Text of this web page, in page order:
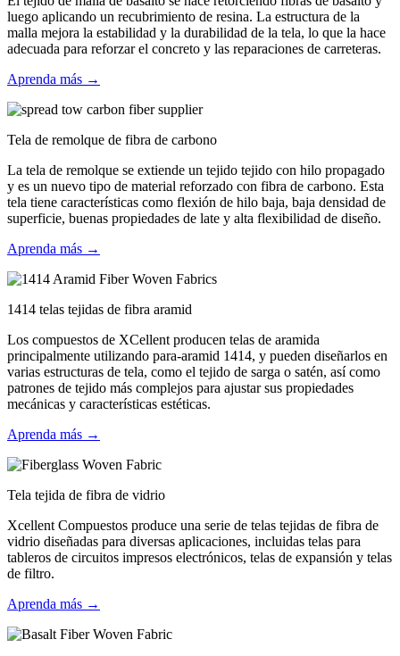
luego aplicando un recubrimiento de resina. La estructura de la
malla mejora la estabilidad y la durabilidad de la tela, lo que la hace
adecuada para reforzar el concreto y las reparaciones de carreteras.
Aprenda más →
Tela de remolque de fibra de carbono
La tela de remolque se extiende un tejido tejido con hilo propagado
y es un nuevo tipo de material reforzado con fibra de carbono. Esta
tela tiene características como flexión de hilo baja, baja densidad de
superficie, buenas propiedades de late y alta flexibilidad de diseño.
Aprenda más →
1414 telas tejidas de fibra aramid
Los compuestos de XCellent producen telas de aramida
principalmente utilizando para-aramid 1414, y pueden diseñarlos en
varias estructuras de tela, como el tejido de sarga o satén, así como
patrones de tejido más complejos para ajustar sus propiedades
mecánicas y características estéticas.
Aprenda más →
Tela tejida de fibra de vidrio
Xcellent Compuestos produce una serie de telas tejidas de fibra de
vidrio diseñadas para diversas aplicaciones, incluidas telas para
tableros de circuitos impresos electrónicos, telas de expansión y telas
de filtro.
Aprenda más →